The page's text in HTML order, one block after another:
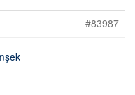
#83987